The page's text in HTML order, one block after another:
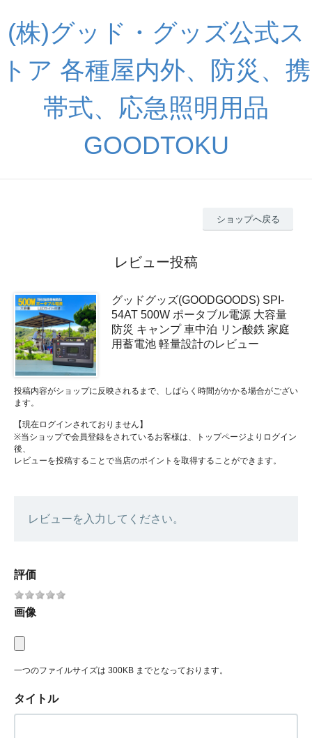
(株)グッド・グッズ公式ス
トア 各種屋内外、防災、携
帯式、応急照明用品
GOODTOKU
ショップへ戻る
レビュー投稿
グッドグッズ(GOODGOODS) SPI-
54AT 500W ポータブル電源 大容量
防災 キャンプ 車中泊 リン酸鉄 家庭
用蓄電池 軽量設計のレビュー
投稿内容がショップに反映されるまで、しばらく時間がかかる場合がござい
ます。
【現在ログインされておりません】
※当ショップで会員登録をされているお客様は、トップページよりログイン
後、
レビューを投稿することで当店のポイントを取得することができます。
レビューを入力してください。
評価
画像
一つのファイルサイズは 300KB までとなっております。
タイトル